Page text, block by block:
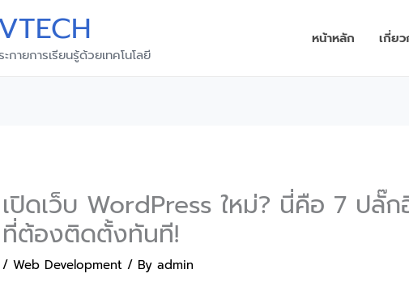
ายการเรียนรู้ด้วยเทคโนโลยี
หน้าหลัก เกี่ยว
เปิดเว็บ WordPress ใหม่? นี่คือ 7 ปลั๊ก
ที่ต้องติดตั้งทันที!
/Web Development / Byadmin